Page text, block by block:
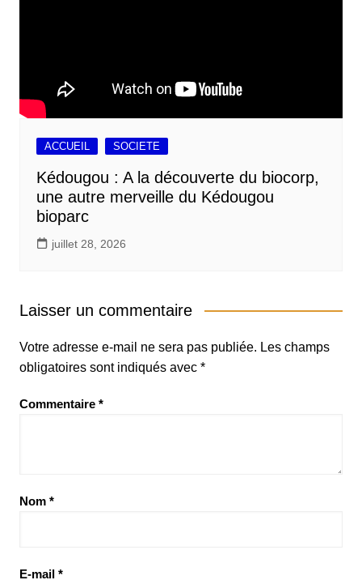
ACCUEIL SOCIETE
Kédougou : A la découverte du biocorp,
une autre merveille du Kédougou
bioparc
juillet 28, 2026
Laisser un commentaire
Votre adresse e-mail ne sera pas publiée. Les champs
obligatoires sont indiqués avec *
Commentaire *
Nom *
E-mail *